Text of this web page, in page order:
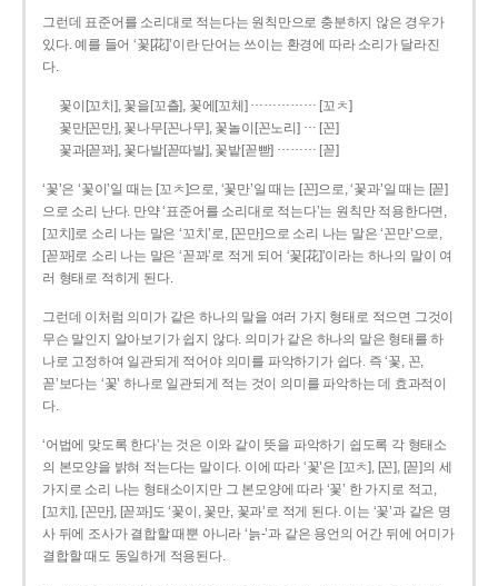
그런데 표준어를 소리대로 적는다는 원칙만으로 충분하지 않은 경우가
있다. 예를 들어 ‘꽃[花]’이란 단어는 쓰이는 환경에 따라 소리가 달라진
다.
꽃이[꼬치], 꽃을[꼬츨], 꽃에[꼬체] …………… [꼬ㅊ]
꽃만[꼰만], 꽃나무[꼰나무], 꽃놀이[꼰노리] … [꼰]
꽃과[꼳꽈], 꽃다발[꼳따발], 꽃밭[꼳빧] ……… [꼳]
‘꽃’은 ‘꽃이’일 때는 [꼬ㅊ]으로, ‘꽃만’일 때는 [꼰]으로, ‘꽃과’일 때는 [꼳]
으로 소리 난다. 만약 ‘표준어를 소리대로 적는다’는 원칙만 적용한다면,
[꼬치]로 소리 나는 말은 ‘꼬치’로, [꼰만]으로 소리 나는 말은 ‘꼰만’으로,
[꼳꽈]로 소리 나는 말은 ‘꼳꽈’로 적게 되어 ‘꽃[花]’이라는 하나의 말이 여
러 형태로 적히게 된다.
그런데 이처럼 의미가 같은 하나의 말을 여러 가지 형태로 적으면 그것이
무슨 말인지 알아보기가 쉽지 않다. 의미가 같은 하나의 말은 형태를 하
나로 고정하여 일관되게 적어야 의미를 파악하기가 쉽다. 즉 ‘꽃, 꼰,
꼳’보다는 ‘꽃’ 하나로 일관되게 적는 것이 의미를 파악하는 데 효과적이
다.
‘어법에 맞도록 한다’는 것은 이와 같이 뜻을 파악하기 쉽도록 각 형태소
의 본모양을 밝혀 적는다는 말이다. 이에 따라 ‘꽃’은 [꼬ㅊ], [꼰], [꼳]의 세
가지로 소리 나는 형태소이지만 그 본모양에 따라 ‘꽃’ 한 가지로 적고,
[꼬치], [꼰만], [꼳꽈]도 ‘꽃이, 꽃만, 꽃과’로 적게 된다. 이는 ‘꽃’과 같은 명
사 뒤에 조사가 결합할 때뿐 아니라 ‘늙-’과 같은 용언의 어간 뒤에 어미가
결합할 때도 동일하게 적용된다.